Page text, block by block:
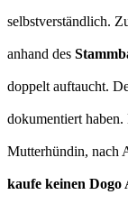
selbstverständlich.
anhand des
doppelt auftaucht.
dokumentiert
Mutterhündin, nach
kaufe keinen Dogo